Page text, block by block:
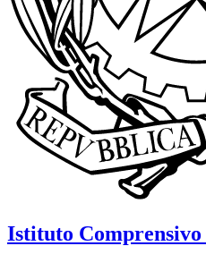
Istituto Comprensivo